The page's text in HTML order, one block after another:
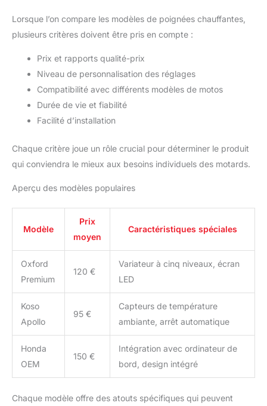
Lorsque l’on compare les modèles de poignées chauffantes,
plusieurs critères doivent être pris en compte :
Prix et rapports qualité-prix
Niveau de personnalisation des réglages
Compatibilité avec différents modèles de motos
Durée de vie et fiabilité
Facilité d’installation
Chaque critère joue un rôle crucial pour déterminer le produit
qui conviendra le mieux aux besoins individuels des motards.
Aperçu des modèles populaires
Modèle
Prix
moyen
Caractéristiques spéciales
Oxford
Premium
120 €
Variateur à cinq niveaux, écran
LED
Koso
Apollo
95 €
Capteurs de température
ambiante, arrêt automatique
Honda
OEM
150 €
Intégration avec ordinateur de
bord, design intégré
Chaque modèle offre des atouts spécifiques qui peuvent